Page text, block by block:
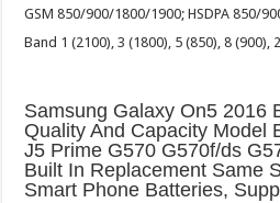
GSM 850/900/1800/1900; HSDPA 850/
Band 1 (2100), 3 (1800), 5 (850), 8 (900),
Samsung Galaxy On5 2016
Quality And Capacity Model
J5 Prime G570 G570f/ds
Built In Replacement Same
Smart Phone Batteries,